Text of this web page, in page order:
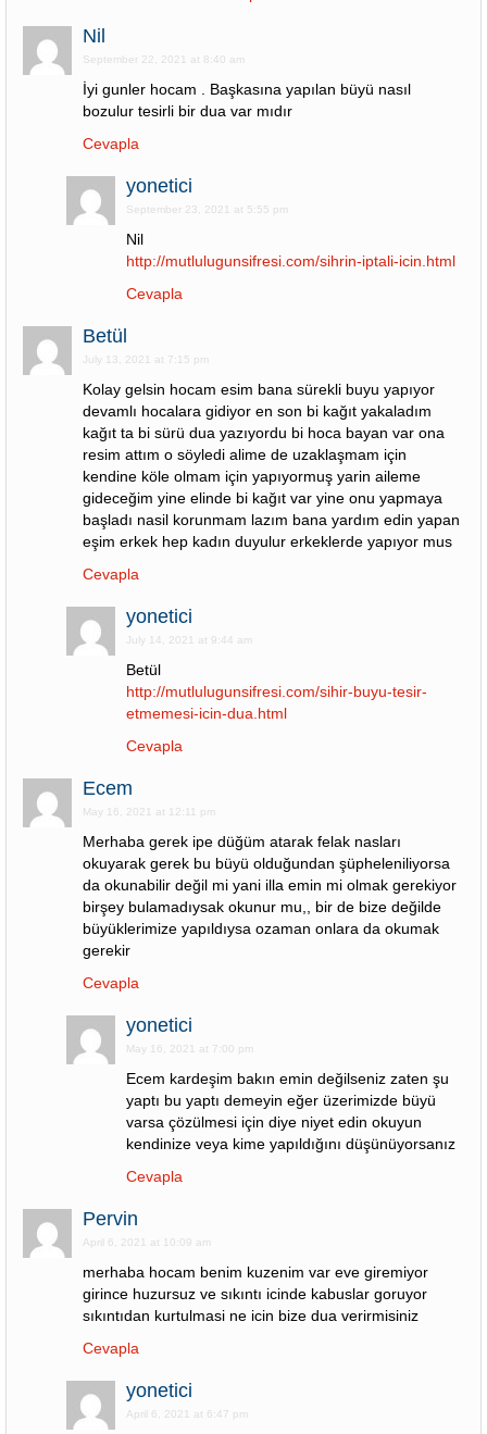
Nil
September 22, 2021 at 8:40 am
İyi gunler hocam . Başkasına yapılan büyü nasıl
bozulur tesirli bir dua var mıdır
Cevapla
yonetici
September 23, 2021 at 5:55 pm
Nil
http://mutlulugunsifresi.com/sihrin-iptali-icin.html
Cevapla
Betül
July 13, 2021 at 7:15 pm
Kolay gelsin hocam esim bana sürekli buyu yapıyor
devamlı hocalara gidiyor en son bi kağıt yakaladım
kağıt ta bi sürü dua yazıyordu bi hoca bayan var ona
resim attım o söyledi alime de uzaklaşmam için
kendine köle olmam için yapıyormuş yarin aileme
gideceğim yine elinde bi kağıt var yine onu yapmaya
başladı nasil korunmam lazım bana yardım edin yapan
eşim erkek hep kadın duyulur erkeklerde yapıyor mus
Cevapla
yonetici
July 14, 2021 at 9:44 am
Betül
http://mutlulugunsifresi.com/sihir-buyu-tesir-
etmemesi-icin-dua.html
Cevapla
Ecem
May 16, 2021 at 12:11 pm
Merhaba gerek ipe düğüm atarak felak nasları
okuyarak gerek bu büyü olduğundan şüpheleniliyorsa
da okunabilir değil mi yani illa emin mi olmak gerekiyor
birşey bulamadıysak okunur mu,, bir de bize değilde
büyüklerimize yapıldıysa ozaman onlara da okumak
gerekir
Cevapla
yonetici
May 16, 2021 at 7:00 pm
Ecem kardeşim bakın emin değilseniz zaten şu
yaptı bu yaptı demeyin eğer üzerimizde büyü
varsa çözülmesi için diye niyet edin okuyun
kendinize veya kime yapıldığını düşünüyorsanız
Cevapla
Pervin
April 6, 2021 at 10:09 am
merhaba hocam benim kuzenim var eve giremiyor
girince huzursuz ve sıkıntı icinde kabuslar goruyor
sıkıntıdan kurtulmasi ne icin bize dua verirmisiniz
Cevapla
yonetici
April 6, 2021 at 6:47 pm